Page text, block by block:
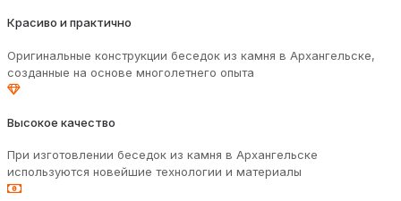
Красиво и практично
Оригинальные конструкции беседок из камня в Архангельске,
созданные на основе многолетнего опыта
Высокое качество
При изготовлении беседок из камня в Архангельске
используются новейшие технологии и материалы